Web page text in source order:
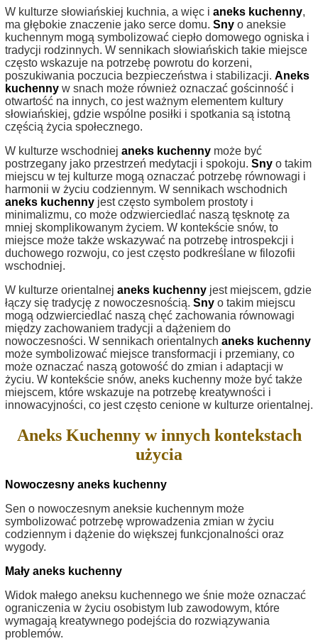
W kulturze słowiańskiej kuchnia, a więc i aneks kuchenny,
ma głębokie znaczenie jako serce domu. Sny o aneksie
kuchennym mogą symbolizować ciepło domowego ogniska i
tradycji rodzinnych. W sennikach słowiańskich takie miejsce
często wskazuje na potrzebę powrotu do korzeni,
poszukiwania poczucia bezpieczeństwa i stabilizacji. Aneks
kuchenny w snach może również oznaczać gościnność i
otwartość na innych, co jest ważnym elementem kultury
słowiańskiej, gdzie wspólne posiłki i spotkania są istotną
częścią życia społecznego.
W kulturze wschodniej aneks kuchenny może być
postrzegany jako przestrzeń medytacji i spokoju. Sny o takim
miejscu w tej kulturze mogą oznaczać potrzebę równowagi i
harmonii w życiu codziennym. W sennikach wschodnich
aneks kuchenny jest często symbolem prostoty i
minimalizmu, co może odzwierciedlać naszą tęsknotę za
mniej skomplikowanym życiem. W kontekście snów, to
miejsce może także wskazywać na potrzebę introspekcji i
duchowego rozwoju, co jest często podkreślane w filozofii
wschodniej.
W kulturze orientalnej aneks kuchenny jest miejscem, gdzie
łączy się tradycję z nowoczesnością. Sny o takim miejscu
mogą odzwierciedlać naszą chęć zachowania równowagi
między zachowaniem tradycji a dążeniem do
nowoczesności. W sennikach orientalnych aneks kuchenny
może symbolizować miejsce transformacji i przemiany, co
może oznaczać naszą gotowość do zmian i adaptacji w
życiu. W kontekście snów, aneks kuchenny może być także
miejscem, które wskazuje na potrzebę kreatywności i
innowacyjności, co jest często cenione w kulturze orientalnej.
Aneks Kuchenny w innych kontekstach
użycia
Nowoczesny aneks kuchenny
Sen o nowoczesnym aneksie kuchennym może
symbolizować potrzebę wprowadzenia zmian w życiu
codziennym i dążenie do większej funkcjonalności oraz
wygody.
Mały aneks kuchenny
Widok małego aneksu kuchennego we śnie może oznaczać
ograniczenia w życiu osobistym lub zawodowym, które
wymagają kreatywnego podejścia do rozwiązywania
problemów.